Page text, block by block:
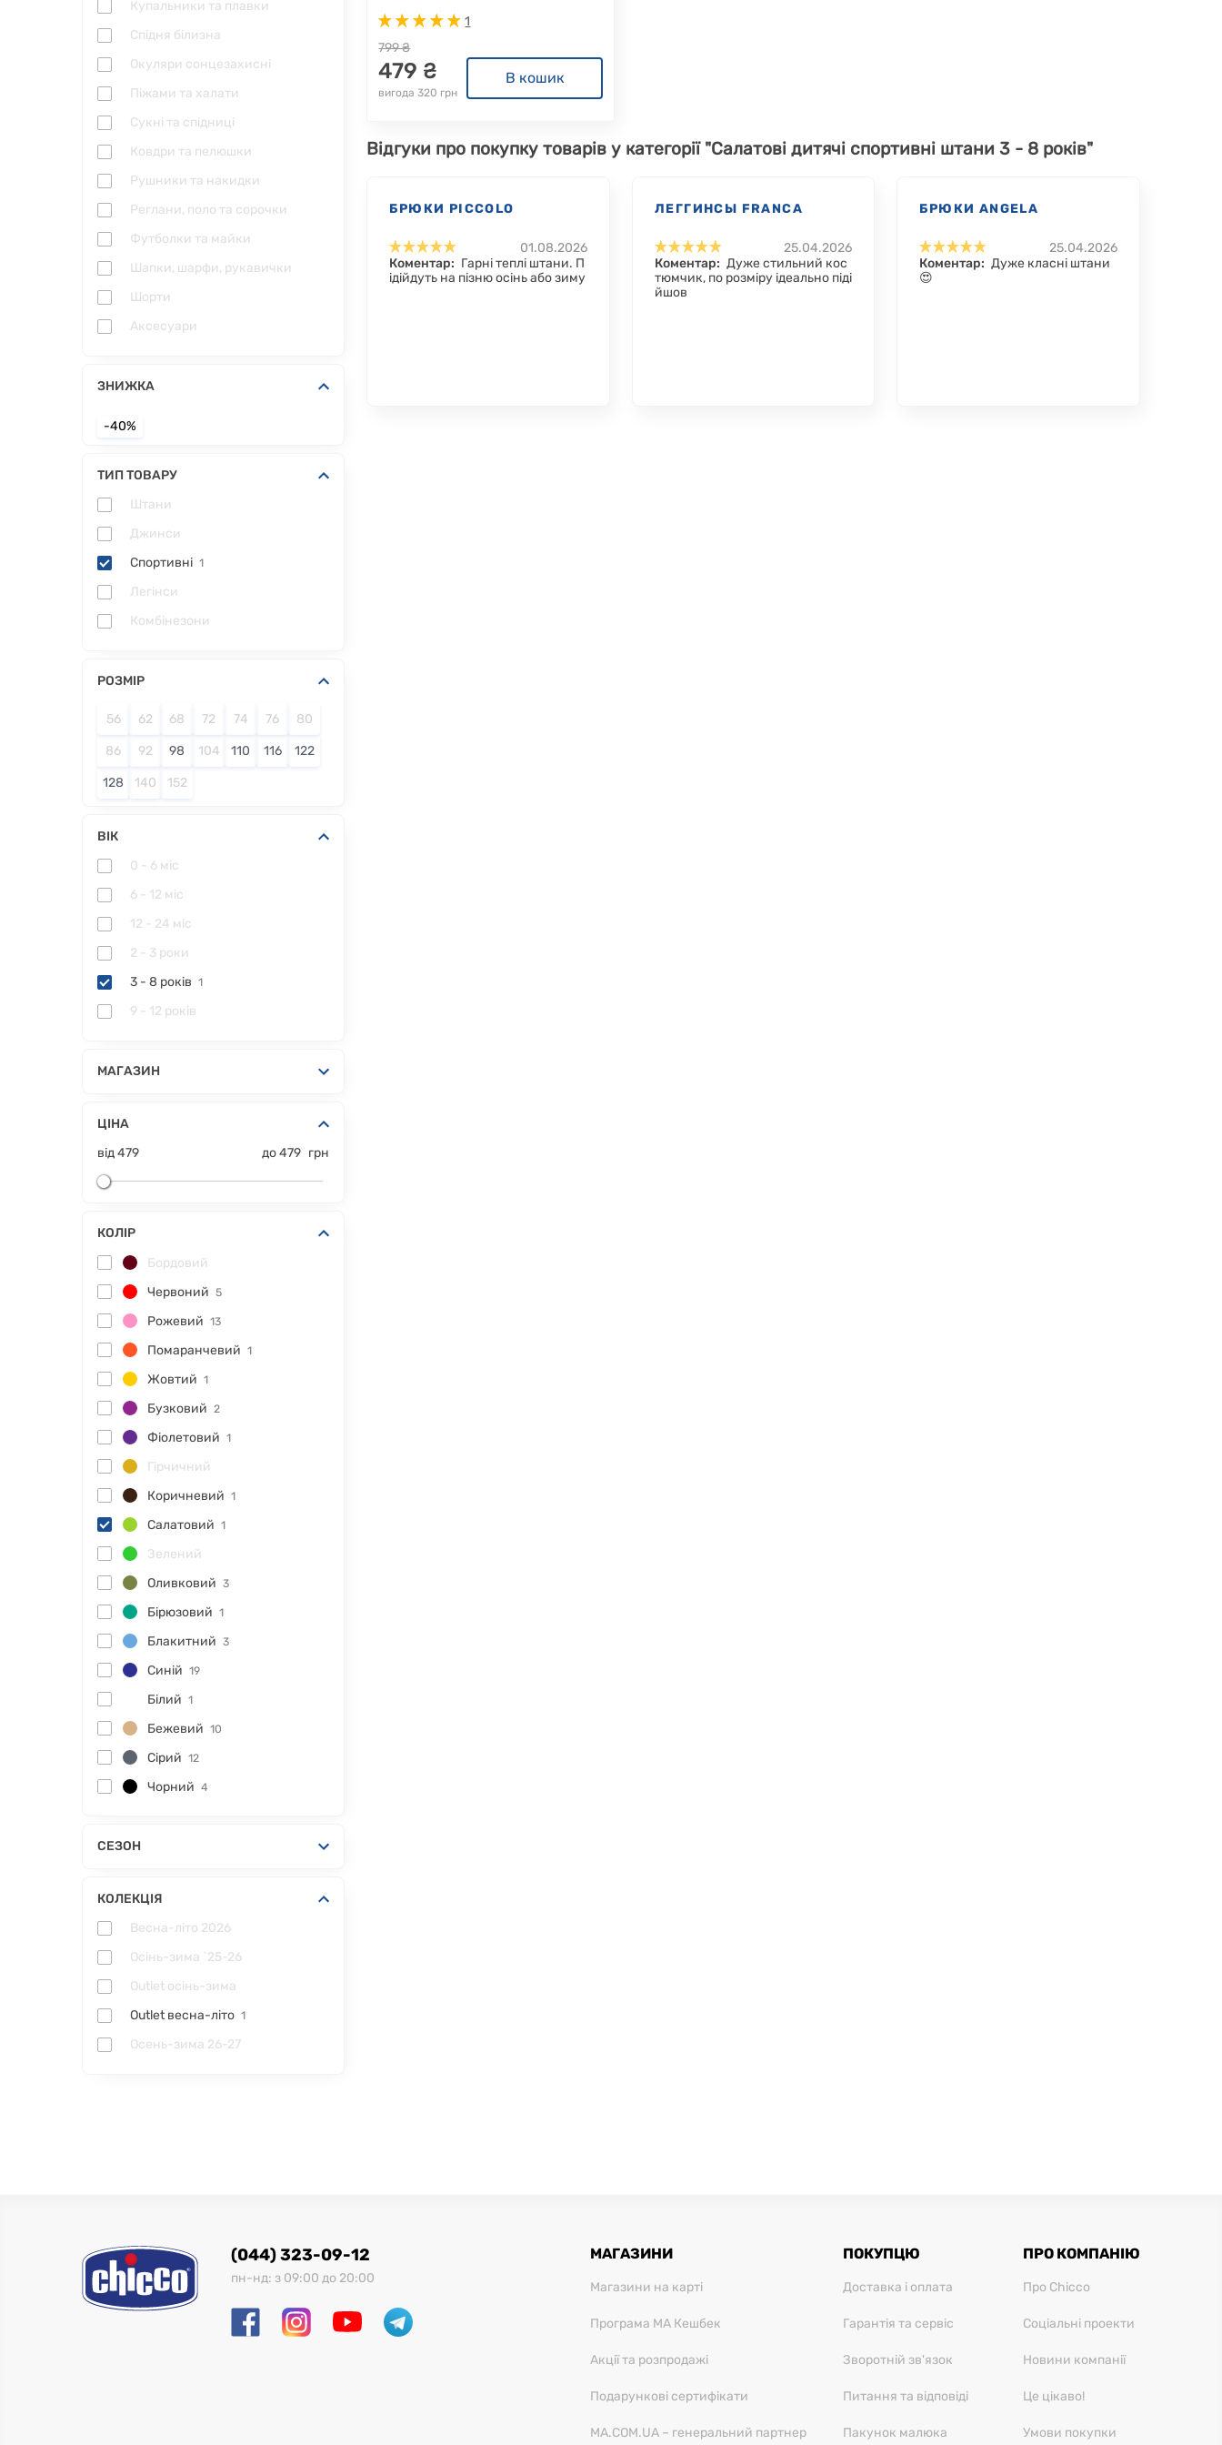
Купальники та плавки
Спідня білизна
Окуляри сонцезахисні
Піжами та халати
Сукні та спідниці
Ковдри та пелюшки
Рушники та накидки
Реглани, поло та сорочки
Футболки та майки
Шапки, шарфи, рукавички
Шорти
Аксесуари
ЗНИЖКА
-40%
ТИП ТОВАРУ
Штани
Джинси
Спортивні 1
Легінси
Комбінезони
РОЗМІР
56 62 68 72 74 76 80
86 92 98 104 110 116 122
128 140 152
ВІК
0 - 6 міс
6 - 12 міс
12 - 24 міс
2 - 3 роки
3 - 8 років 1
9 - 12 років
МАГАЗИН
ЦІНА
від479 до 479 грн
КОЛІР
Бордовий
Червоний 5
Рожевий 13
Помаранчевий 1
Жовтий 1
Бузковий 2
Фіолетовий 1
Гірчичний
Коричневий 1
Салатовий 1
Зелений
Оливковий 3
Бірюзовий 1
Блакитний 3
Синій 19
Білий 1
Бежевий 10
Сірий 12
Чорний 4
СЕЗОН
КОЛЕКЦІЯ
Весна-літо 2026
Осінь-зима `25-26
Outlet осінь-зима
Outlet весна-літо 1
Осень-зима 26-27
1
799 ₴
479 ₴
вигода 320 грн
В кошик
Відгуки про покупку товарів у категорії "Салатові дитячі спортивні штани 3 - 8 років"
БРЮКИ PICCOLO
01.08.2026
Коментар: Гарні теплі штани. П
ідійдуть на пізню осінь або зиму
ЛЕГГИНСЫ FRANCA
25.04.2026
Коментар: Дуже стильний кос
тюмчик, по розміру ідеально піді
йшов
БРЮКИ ANGELA
25.04.2026
Коментар: Дуже класні штани
😍
(044) 323-09-12
пн-нд: з 09:00 до 20:00
МАГАЗИНИ
Магазини на карті
Програма МА Кешбек
Акції та розпродажі
Подарункові сертифікати
MA.COM.UA – генеральний партнер
ПОКУПЦЮ
Доставка і оплата
Гарантія та сервіс
Зворотній зв'язок
Питання та відповіді
Пакунок малюка
ПРО КОМПАНІЮ
Про Chicco
Соціальні проекти
Новини компанії
Це цікаво!
Умови покупки